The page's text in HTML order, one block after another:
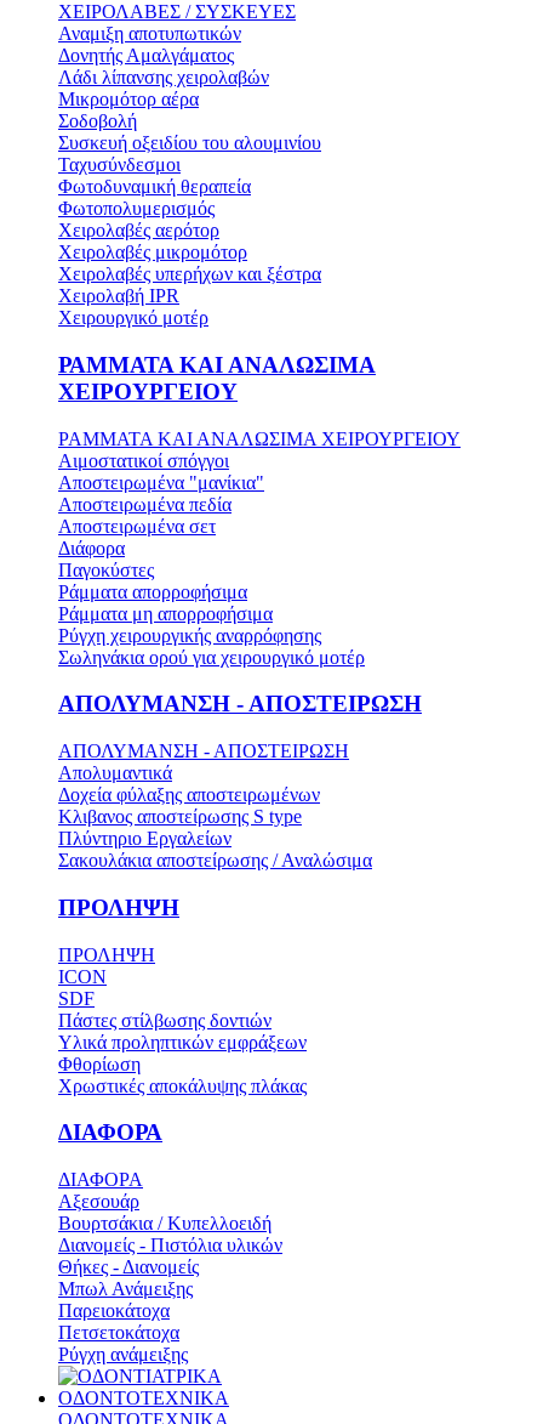
ΧΕΙΡΟΛΑΒΕΣ / ΣΥΣΚΕΥΕΣ
Αναμιξη αποτυπωτικών
Δονητής Αμαλγάματος
Λάδι λίπανσης χειρολαβών
Μικρομότορ αέρα
Σοδοβολή
Συσκευή οξειδίου του αλουμινίου
Ταχυσύνδεσμοι
Φωτοδυναμική θεραπεία
Φωτοπολυμερισμός
Χειρολαβές αερότορ
Χειρολαβές μικρομότορ
Χειρολαβές υπερήχων και ξέστρα
Χειρολαβή IPR
Χειρουργικό μοτέρ
ΡΑΜΜΑΤΑ ΚΑΙ ΑΝΑΛΩΣΙΜΑ
ΧΕΙΡΟΥΡΓΕΙΟΥ
ΡΑΜΜΑΤΑ ΚΑΙ ΑΝΑΛΩΣΙΜΑ ΧΕΙΡΟΥΡΓΕΙΟΥ
Αιμοστατικοί σπόγγοι
Αποστειρωμένα "μανίκια"
Αποστειρωμένα πεδία
Αποστειρωμένα σετ
Διάφορα
Παγοκύστες
Ράμματα απορροφήσιμα
Ράμματα μη απορροφήσιμα
Ρύγχη χειρουργικής αναρρόφησης
Σωληνάκια ορού για χειρουργικό μοτέρ
ΑΠΟΛΥΜΑΝΣΗ - ΑΠΟΣΤΕΙΡΩΣΗ
ΑΠΟΛΥΜΑΝΣΗ - ΑΠΟΣΤΕΙΡΩΣΗ
Απολυμαντικά
Δοχεία φύλαξης αποστειρωμένων
Κλιβανος αποστείρωσης S type
Πλύντηριο Εργαλείων
Σακουλάκια αποστείρωσης / Αναλώσιμα
ΠΡΟΛΗΨΗ
ΠΡΟΛΗΨΗ
ICON
SDF
Πάστες στίλβωσης δοντιών
Υλικά προληπτικών εμφράξεων
Φθορίωση
Χρωστικές αποκάλυψης πλάκας
ΔΙΑΦΟΡΑ
ΔΙΑΦΟΡΑ
Αξεσουάρ
Βουρτσάκια / Κυπελλοειδή
Διανομείς - Πιστόλια υλικών
Θήκες - Διανομείς
Μπωλ Ανάμειξης
Παρειοκάτοχα
Πετσετοκάτοχα
Ρύγχη ανάμειξης
ΟΔΟΝΤΟΤΕΧΝΙΚΑ
ΟΔΟΝΤΟΤΕΧΝΙΚΑ